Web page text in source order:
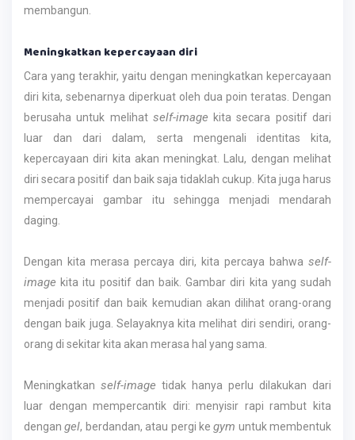
membangun.
Meningkatkan kepercayaan diri
Cara yang terakhir, yaitu dengan meningkatkan kepercayaan
diri kita, sebenarnya diperkuat oleh dua poin teratas. Dengan
berusaha untuk melihat self-image kita secara positif dari
luar dan dari dalam, serta mengenali identitas kita,
kepercayaan diri kita akan meningkat. Lalu, dengan melihat
diri secara positif dan baik saja tidaklah cukup. Kita juga harus
mempercayai gambar itu sehingga menjadi mendarah
daging.
Dengan kita merasa percaya diri, kita percaya bahwa self-
image kita itu positif dan baik. Gambar diri kita yang sudah
menjadi positif dan baik kemudian akan dilihat orang-orang
dengan baik juga. Selayaknya kita melihat diri sendiri, orang-
orang di sekitar kita akan merasa hal yang sama.
Meningkatkan self-image tidak hanya perlu dilakukan dari
luar dengan mempercantik diri: menyisir rapi rambut kita
dengangel, berdandan, atau pergi kegym untuk membentuk